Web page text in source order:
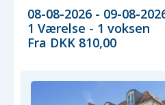
08-08-2026 - 09-08-
1 Værelse - 1 voksen
Fra DKK 810,00